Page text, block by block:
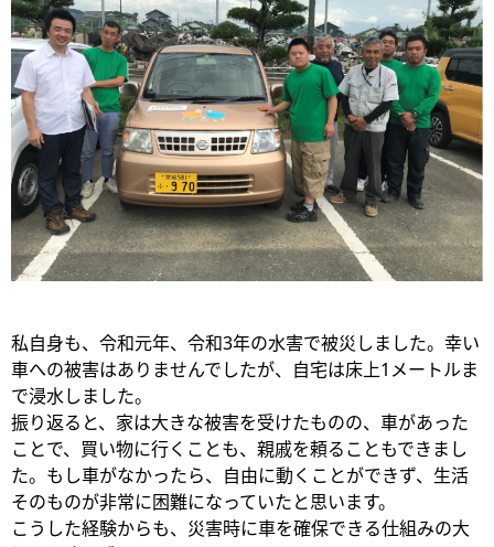
私自身も、令和元年、令和3年の水害で被災しました。幸い
車への被害はありませんでしたが、自宅は床上1メートルま
で浸水しました。
振り返ると、家は大きな被害を受けたものの、車があった
ことで、買い物に行くことも、親戚を頼ることもできまし
た。もし車がなかったら、自由に動くことができず、生活
そのものが非常に困難になっていたと思います。
こうした経験からも、災害時に車を確保できる仕組みの大